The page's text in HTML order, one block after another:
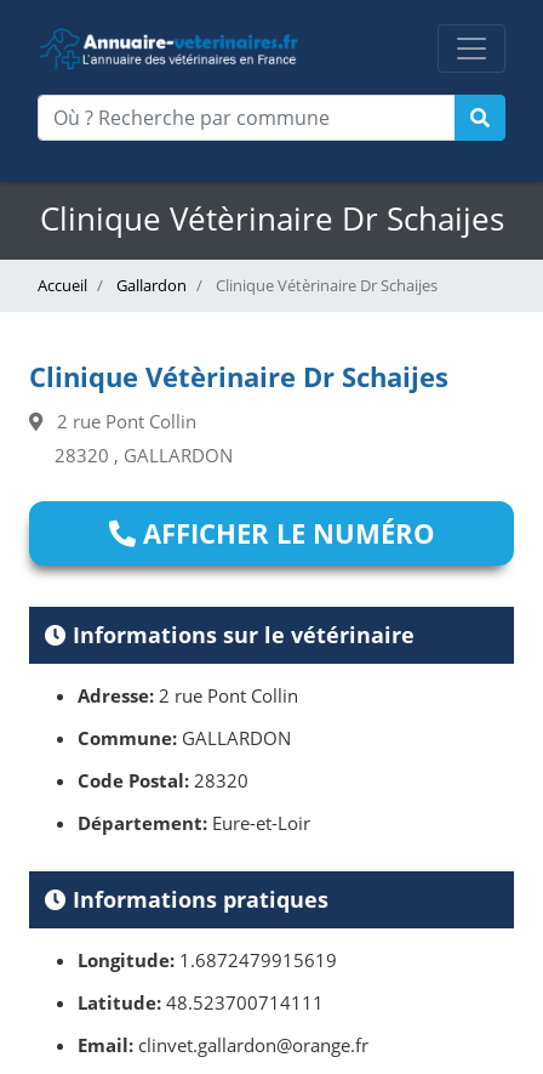
Clinique Vétèrinaire Dr Schaijes
Accueil Gallardon Clinique Vétèrinaire Dr Schaijes
Clinique Vétèrinaire Dr Schaijes
2 rue Pont Collin
28320 , GALLARDON
AFFICHER LE NUMÉRO
Informations sur le vétérinaire
Adresse: 2 rue Pont Collin
Commune: GALLARDON
Code Postal: 28320
Département: Eure-et-Loir
Informations pratiques
Longitude: 1.6872479915619
Latitude: 48.523700714111
Email: clinvet.gallardon@orange.fr